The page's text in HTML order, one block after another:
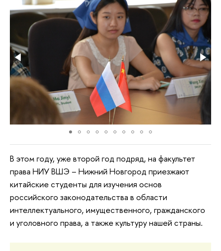
В этом году, уже второй год подряд, на факультет
права НИУ ВШЭ – Нижний Новгород приезжают
китайские студенты для изучения основ
российского законодательства в области
интеллектуального, имущественного, гражданского
и уголовного права, а также культуру нашей страны.